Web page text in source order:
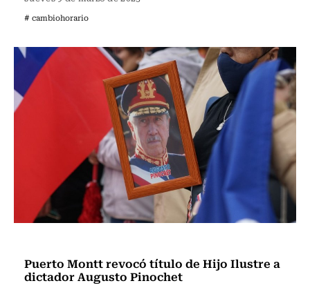
# cambiohorario
Puerto Montt revocó título de Hijo Ilustre a
dictador Augusto Pinochet